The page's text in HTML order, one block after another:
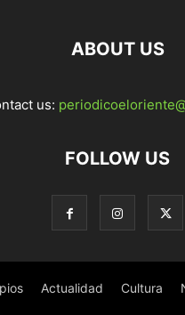
ABOUT US
us:
FOLLOW US
Actualidad Cultura